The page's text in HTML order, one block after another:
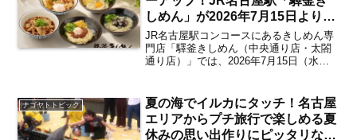
しめん」が2026年7月15日よりグ
ランドメニューをリニューアル
注目の新メニューは？【名古屋
駅】
JR名古屋駅コンコースにあるきしめん専
門店「驛釜きしめん（中央通り店・太閤
通り店）」では、2026年7月15日（水）
で名古屋ならではの「きしめん」のおい
しさをますます...
ナゴヤトトピック
夏の海でイルカにタッチ！名古屋
エリアからプチ旅行で楽しめる夏
休みの思い出作りにピッタリなお